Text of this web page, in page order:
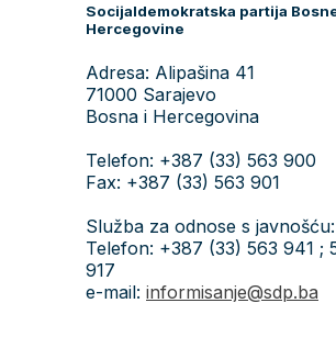
Socijaldemokratska partija
Hercegovine
Adresa: Alipašina 41
71000 Sarajevo
Bosna i Hercegovina
Telefon: +387 (33) 563 900
Fax: +387 (33) 563 901
Služba za odnose s javnošću:
Telefon: +387 (33) 563 941 ;
917
e-mail: informisanje@sdp.ba